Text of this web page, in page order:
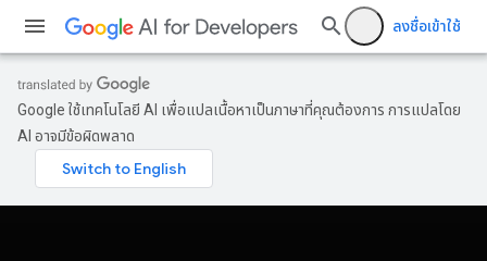
ลงชื่อเข้าใช้
Google ใช้เทคโนโลยี AI เพื่อแปลเนื้อหาเป็นภาษาที่คุณต้องการ การแปลโดย
AI อาจมีข้อผิดพลาด